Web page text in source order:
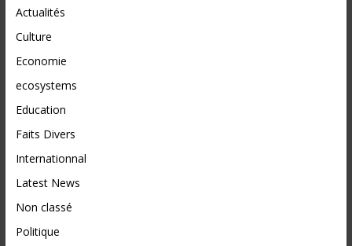
Actualités
Culture
Economie
ecosystems
Education
Faits Divers
Internationnal
Latest News
Non classé
Politique